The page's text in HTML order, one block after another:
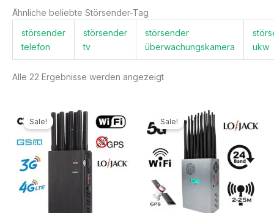
Ähnliche beliebte Störsender-Tag
störsender
telefon
störsender
tv
störsender
überwachungskamera
ukw
Alle 22 Ergebnisse werden angezeigt
Sale!
Preis
war:
499,99€
Preis
ist:
199,99€.
Sale!
Preis
war:
1.299,00€
ist: